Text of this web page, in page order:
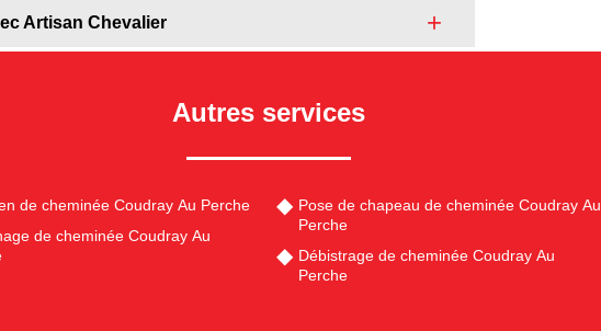
Artisan Chevalier
Autres services
de cheminée Coudray Au Perche
de cheminée Coudray Au
Pose de chapeau de cheminée Coudray Au
Perche
Débistrage de cheminée Coudray Au
Perche